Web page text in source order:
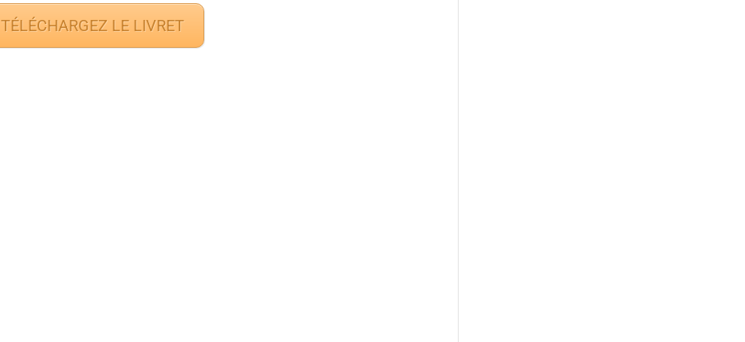
TÉLÉCHARGEZ LE LIVRET